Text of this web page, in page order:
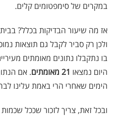
במקרים של סימפטומים קלים.
אז מה שיעור הבדיקות בכלל?
בו נתקבלו נתונים מאומתים
היום נמצאו 21 מאומתים
. אם
הימים שאחרי הרי באמת עלינו
ובכל זאת, צריך לזכור שככל